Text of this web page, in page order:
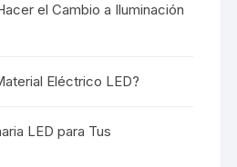
el Cambio a Iluminación
Eléctrico LED?
LED para Tus